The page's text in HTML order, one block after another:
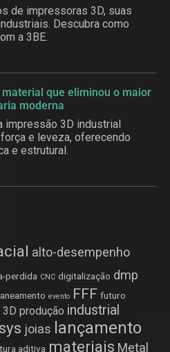
de impressoras 3D, suas
Descubra como
a 3BE.
material que eliminou o maior
moderna
impressão 3D industrial
e leveza, oferecendo
e estrutural.
alto-desempenho
perdida CNC digitalização dmp
evento FFF futuro
produção industrial
joias lançamento
aditiva materiais Metal